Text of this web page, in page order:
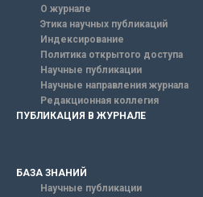
О журнале
Этика научных публикаций
Индексирование
Политика открытого доступа
Научные публикации
Научные направления журнала
Редакционная коллегия
ПУБЛИКАЦИЯ В ЖУРНАЛЕ
БАЗА ЗНАНИЙ
Научные публикации